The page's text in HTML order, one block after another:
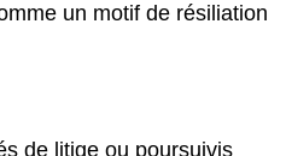
un motif de résiliation
de litige ou poursuivis